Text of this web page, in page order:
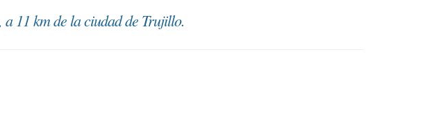
11 km de la ciudad de Trujillo.